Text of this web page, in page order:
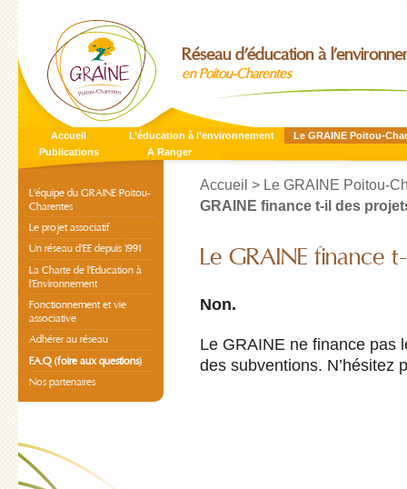
Réseau d’éducation à
en Poitou-Charentes
Accueil L’éducation à l’environnement
Le GRAINE Poitou-
Publications
A Ranger
Accueil > Le GRAINE Poitou-
GRAINE finance t-il des
Le GRAINE finance
Non.
Le GRAINE ne finance pas
des subventions. N’hésitez
L’équipe du GRAINE Poitou-
Charentes
Le projet associatif
Un réseau d’EE depuis 1991
La Charte de l’Education à
l’Environnement
Fonctionnement et vie
associative
Adhérer au réseau
F.A.Q (foire aux questions)
Nos partenaires